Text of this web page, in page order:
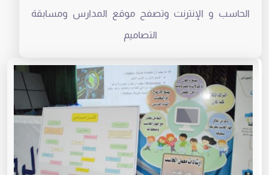
الحاسب و الإنترنت وتصفح موقع المدارس ومسابقة
التصاميم